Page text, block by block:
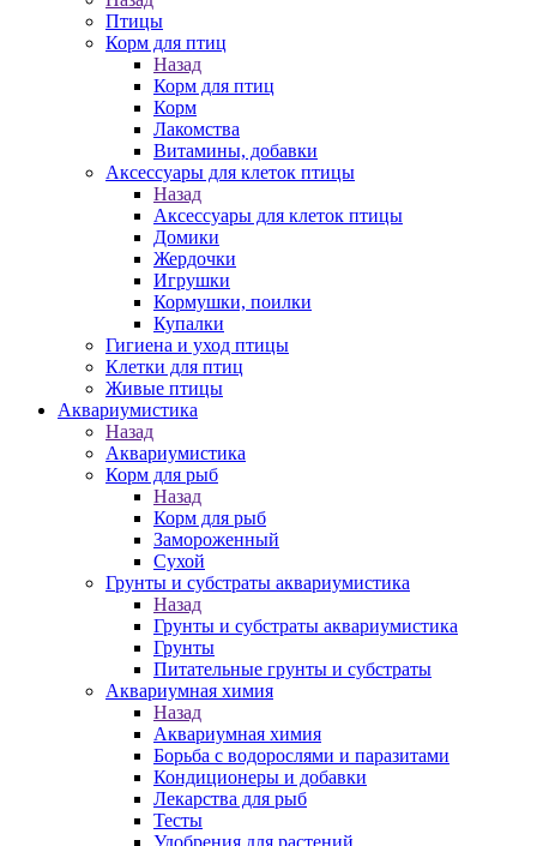
Птицы
Корм для птиц
Назад
Корм для птиц
Корм
Лакомства
Витамины, добавки
Аксессуары для клеток птицы
Назад
Аксессуары для клеток птицы
Домики
Жердочки
Игрушки
Кормушки, поилки
Купалки
Гигиена и уход птицы
Клетки для птиц
Живые птицы
Аквариумистика
Назад
Аквариумистика
Корм для рыб
Назад
Корм для рыб
Замороженный
Сухой
Грунты и субстраты аквариумистика
Назад
Грунты и субстраты аквариумистика
Грунты
Питательные грунты и субстраты
Аквариумная химия
Назад
Аквариумная химия
Борьба с водорослями и паразитами
Кондиционеры и добавки
Лекарства для рыб
Тесты
Удобрения для растений